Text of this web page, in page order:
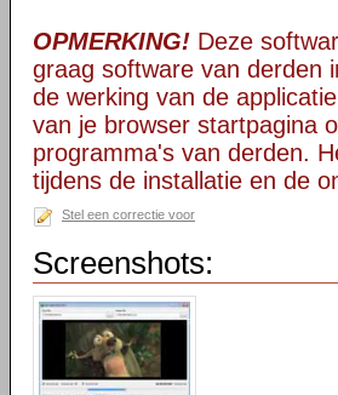
OPMERKING! Deze
graag software van derden
de werking van de
van je browser startpagina
programma's van derden.
tijdens de installatie en de
Stel een correctie voor
Screenshots: